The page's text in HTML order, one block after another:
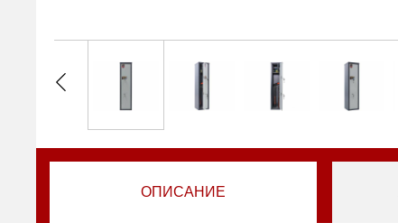
ОПИСАНИЕ